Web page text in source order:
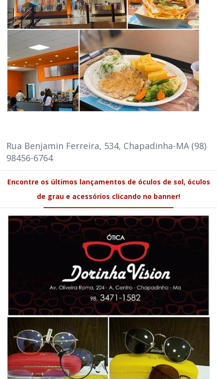
Rua Benjamin Ferreira, 534, Chapadinha-MA (98)
98456-6764
Encontre os últimos lançamentos de óculos de sol, óculos
de grau e acessórios clicando no banner!